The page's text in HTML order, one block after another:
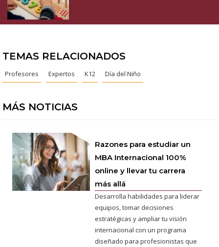
TEMAS RELACIONADOS
Profesores Expertos K12 Día del Niño
MÁS NOTICIAS
Razones para estudiar un
MBA Internacional 100%
online y llevar tu carrera
más allá
Desarrolla habilidades para liderar
equipos, tomar decisiones
estratégicas y ampliar tu visión
internacional con un programa
diseñado para profesionistas que